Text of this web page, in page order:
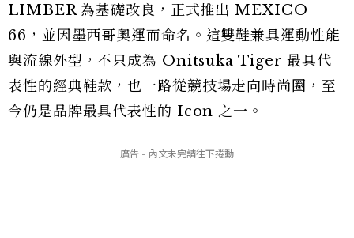
LIMBER 為基礎改良，正式推出 MEXICO
66，並因墨西哥奧運而命名。這雙鞋兼具運動性能
與流線外型，不只成為 Onitsuka Tiger 最具代
表性的經典鞋款，也一路從競技場走向時尚圈，至
今仍是品牌最具代表性的 Icon 之一。